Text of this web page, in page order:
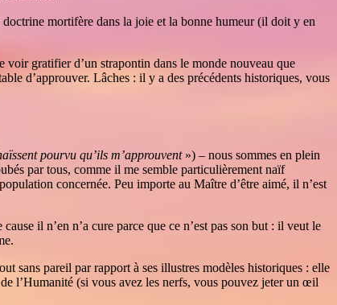
doctrine mortifère dans la joie et la bonne humeur (il doit y en
gratifier d’un strapontin dans le monde nouveau que
d’approuver. Lâches : il y a des précédents historiques, vous
pourvu qu’ils m’approuvent ») – nous sommes en plein
par tous, comme il me semble particulièrement naïf
concernée. Peu importe au Maître d’être aimé, il n’est
il n’en n’a cure parce que ce n’est pas son but : il veut le
sans pareil par rapport à ses illustres modèles historiques : elle
l’Humanité (si vous avez les nerfs, vous pouvez jeter un œil